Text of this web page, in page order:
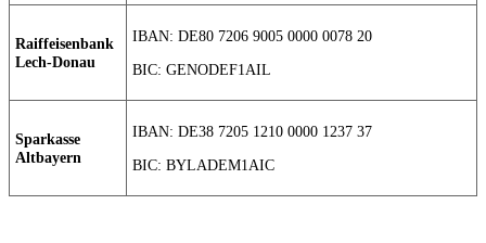
Raiffeisenbank
Lech-Donau
IBAN: DE80 7206 9005 0000 0078 20
BIC: GENODEF1AIL
Sparkasse
Altbayern
IBAN: DE38 7205 1210 0000 1237 37
BIC: BYLADEM1AIC